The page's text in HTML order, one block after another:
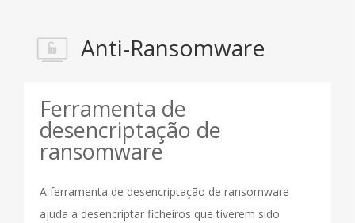
Anti-Ransomware
Ferramenta de
desencriptação de
ransomware
A ferramenta de desencriptação de ransomware
ajuda a desencriptar ficheiros que tiverem sido